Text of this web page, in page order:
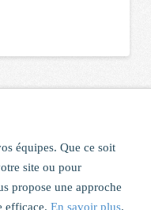
équipes. Que ce soit
site ou pour
propose une approche
efficace. En savoir plus.